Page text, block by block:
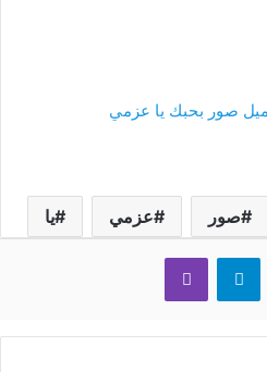
صور بحبك يا عزمي
صور عزمي يا
تيلقرام ڤايبر